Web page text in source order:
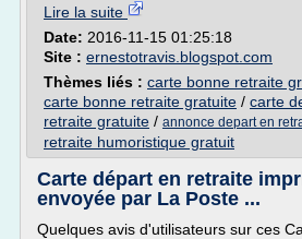
Lire la suite
Date: 2016-11-15 01:25:18
Site : ernestotravis.blogspot.com
Thèmes liés : carte bonne retraite
carte bonne retraite gratuite / carte
retraite gratuite / annonce depart en
retraite humoristique gratuit
Carte départ en retraite
envoyée par La Poste ...
Quelques avis d'utilisateurs sur ces